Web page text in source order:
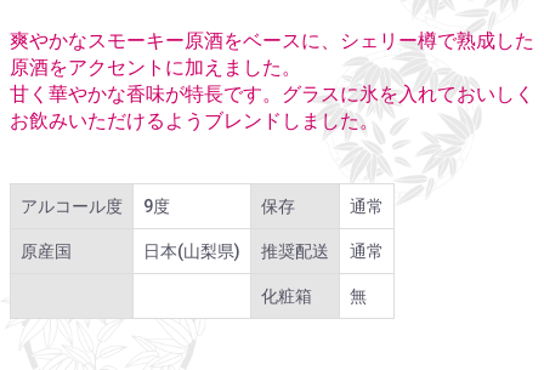
爽やかなスモーキー原酒をベースに、シェリー樽で熟成した
原酒をアクセントに加えました。
甘く華やかな香味が特長です。グラスに氷を入れておいしく
お飲みいただけるようブレンドしました。
アルコール度 9度 保存 通常
原産国 日本(山梨県) 推奨配送 通常
化粧箱 無